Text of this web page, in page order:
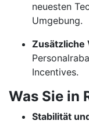
neuesten
Umgebung.
Zusätzliche
Incentives.
Was Sie in
Stabilität